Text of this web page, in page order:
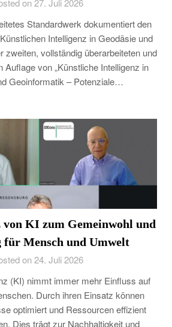
on 27. Juli 2026
Standardwerk dokumentiert den
Intelligenz in Geodäsie und
zweiten, vollständig überarbeiteten und
Auflage von „Künstliche Intelligenz in
Geoinformatik – Potenziale…
KI zum Gemeinwohl und
für Mensch und Umwelt
on 24. Juli 2026
(KI) nimmt immer mehr Einfluss auf
Durch ihren Einsatz können
optimiert und Ressourcen effizient
Dies trägt zur Nachhaltigkeit und